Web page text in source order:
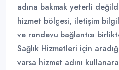
adına bakmak yeterli
hizmet bölgesi, iletişim
ve randevu bağlantısı
Sağlık Hizmetleri için
varsa hizmet adını